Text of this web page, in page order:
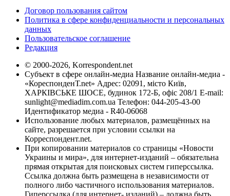
Договор пользования сайтом
Политика в сфере конфиденциальности и персональных
данных
Пользовательское соглашение
Редакция
© 2000-2026, Korrespondent.net
Субъект в сфере онлайн-медиа Название онлайн-медиа -
«КореспонденТ.net» Адрес: 02091, місто Київ,
ХАРКІВСЬКЕ ШОСЕ, будинок 172-Б, офіс 208/1 E-mail:
sunlight@mediadim.com.ua Телефон: 044-205-43-00
Идентификатор медиа - R40-06068
Использование любых материалов, размещённых на
сайте, разрешается при условии ссылки на
Корреспондент.net.
При копировании материалов со страницы «Новости
Украины и мира», для интернет-изданий – обязательна
прямая открытая для поисковых систем гиперссылка.
Ссылка должна быть размещена в независимости от
полного либо частичного использования материалов.
Гиперссылка (для интернет- изданий) – должна быть